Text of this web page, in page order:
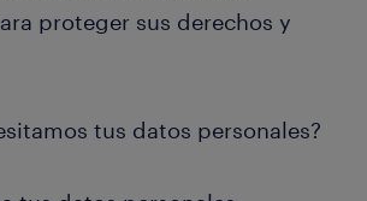
proteger sus derechos y
tus datos personales?